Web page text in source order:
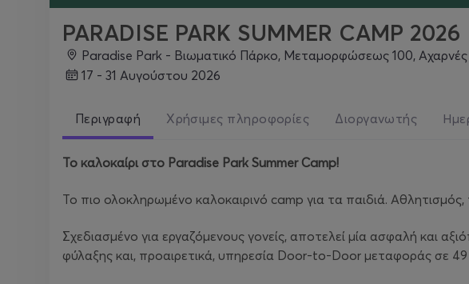
PARADISE PARK SUMMER CAMP 2026
Paradise Park - Βιωματικό Πάρκο, Μεταμορφώσεως 100, Αχαρνές
17 - 31 Αυγούστου 2026
Περιγραφή Χρήσιμες πληροφορίες Διοργανωτής
Το καλοκαίρι στο Paradise Park Summer Camp!
Το πιο ολοκληρωμένο καλοκαιρινό camp για τα παιδιά.
Σχεδιασμένο για εργαζόμενους γονείς, αποτελεί μία ασφαλή και
φύλαξης και, προαιρετικά, υπηρεσία Door-to-Door μεταφοράς σε 49